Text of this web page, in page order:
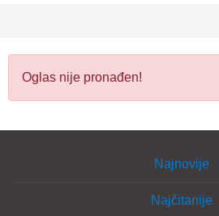
Oglas nije pronađen!
Najnovije
Najčitanije